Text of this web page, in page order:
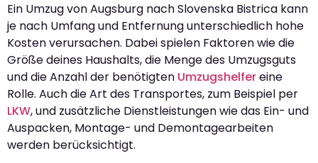
Ein Umzug von Augsburg nach Slovenska Bistrica kann
je nach Umfang und Entfernung unterschiedlich hohe
Kosten verursachen. Dabei spielen Faktoren wie die
Größe deines Haushalts, die Menge des Umzugsguts
und die Anzahl der benötigten Umzugshelfereine
Rolle. Auch die Art des Transportes, zum Beispiel per
LKW, und zusätzliche Dienstleistungen wie das Ein- und
Auspacken, Montage- und Demontagearbeiten
werden berücksichtigt.